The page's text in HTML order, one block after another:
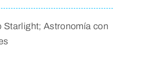
Starlight; Astronomía con